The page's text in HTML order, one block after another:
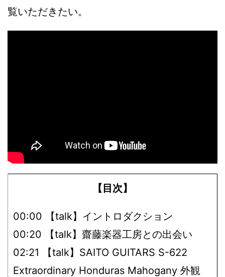
覧いただきたい。
【目次】
00:00 【talk】イントロダクション
00:20 【talk】齋藤楽器工房との出会い
02:21 【talk】SAITO GUITARS S-622
Extraordinary Honduras Mahogany 外観